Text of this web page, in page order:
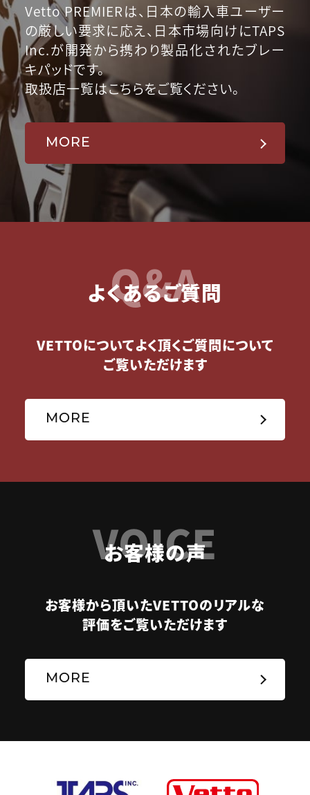
Vetto PREMIERは、日本の輸入車ユーザー
の厳しい要求に応え、日本市場向けにTAPS
Inc.が開発から携わり製品化されたブレー
キパッドです。
取扱店一覧はこちらをご覧ください。
MORE
Q&A
よくあるご質問
VETTOについてよく頂くご質問について
ご覧いただけます
MORE
VOICE
お客様の声
お客様から頂いたVETTOのリアルな
評価をご覧いただけます
MORE